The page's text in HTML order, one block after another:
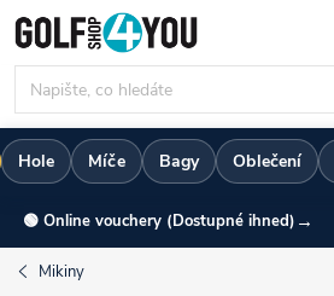
Přejít
na
obsah
Hole Míče Bagy Oblečení
🟢 Online vouchery (Dostupné ihned) →
Mikiny